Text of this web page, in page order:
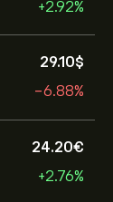
+2.92%
29.10‎$‎
-6.88%
24.20‎€‎
+2.76%